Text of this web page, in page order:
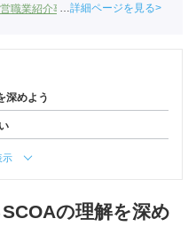
職業紹介事業協会職業紹介責任
詳細ページを見る
深めよう
示
の理解を深め